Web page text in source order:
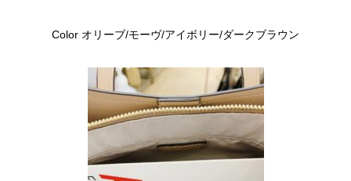
Color オリーブ/モーヴ/アイボリー/ダークブラウン